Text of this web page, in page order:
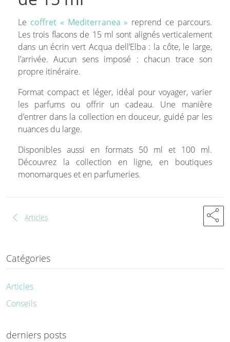
Le coffret « Mediterranea » reprend ce parcours.
Les trois flacons de 15 ml sont alignés verticalement
dans un écrin vert Acqua dell’Elba : la côte, le large,
l’arrivée. Aucun sens imposé : chacun trace son
propre itinéraire.
Format compact et léger, idéal pour voyager, varier
les parfums ou offrir un cadeau. Une manière
d’entrer dans la collection en douceur, guidé par les
nuances du large.
Disponibles aussi en formats 50 ml et 100 ml.
Découvrez la collection en ligne, en boutiques
monomarques et en parfumeries.
chevron_left Articles share
Catégories
Articles
Conseils
derniers posts